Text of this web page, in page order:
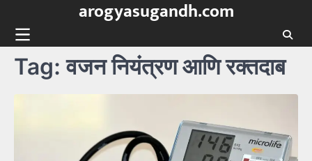
content
arogyasugandh.com
Tag:वजन नियंत्रण आणि रक्तदाब